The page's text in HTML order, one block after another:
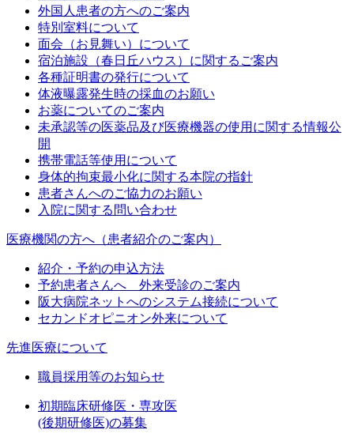
外国人患者の方へのご案内
特別室料について
面会（お見舞い）について
宿泊施設（春日丘ハウス）に関するご案内
各種証明書の発行について
体液曝露発生時の採血のお願い
お薬についてのご案内
未承認等の医薬品及び医療機器の使用に関する情報公
開
携帯電話等使用について
身体的拘束最小化に関する本院の指針
患者さんへのご協力のお願い
入院に関する問い合わせ
医療機関の方へ（患者紹介のご案内）
紹介・予約の申込方法
予約患者さんへ 外来受診のご案内
阪大病院ネットへのシステム接続について
セカンドオピニオン外来について
先進医療について
職員採用等のお知らせ
初期臨床研修医・専攻医
(後期研修医)の募集